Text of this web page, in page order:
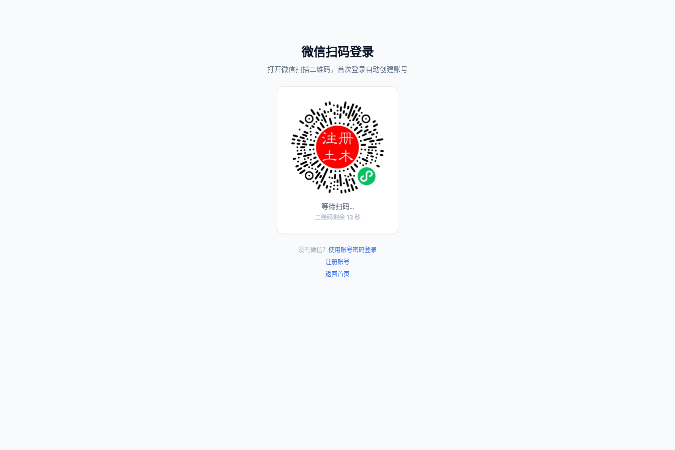
微信扫码登录
打开微信扫描二维码，首次登录自动创建账号
等待扫码...
二维码剩余 13 秒
没有微信？ 使用账号密码登录
注册账号
返回首页